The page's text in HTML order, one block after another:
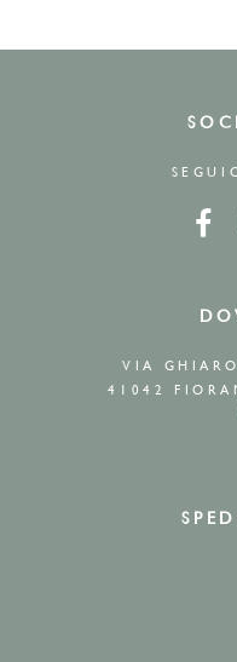
VIA
41042